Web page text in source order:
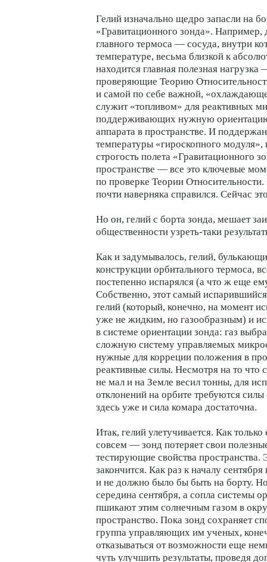
Гелий изначально щедро запасли на
«Гравитационного зонда». Например,
главного термоса — сосуда, внутри
температуре, весьма близкой к
находится главная полезная
проверяющие Теорию
и самой по себе важной,
служит «топливом» для реактивных
поддерживающих нужную
аппарата в пространстве. И
температуры «гироскопного модуля»,
строгость полета «Гравитационного
пространстве — все это ключевые
по проверке Теории
почти наверняка справился. Сейчас
Но он, гелий с борта зонда, мешает
общественности узреть-таки
Как и задумывалось, гелий,
конструкции орбитального термоса,
постепенно испарялся (а что ж еще
Собственно, этот самый
гелий (который, конечно, на момент
уже не жидким, но газообразным) и
в системе ориентации зонда: газ
сложную систему управляемых
нужные для корреции положения в
реактивные силы. Несмотря на то что
не мал и на Земле весил тонны, для
отклонений на орбите требуются
здесь уже и сила комара достаточна.
Итак, гелий улетучивается. Как только
совсем — зонд потеряет свои
тестирующие свойства пространства.
закончится. Как раз к началу сентября
и не должно было бы быть на борту.
середина сентября, а сопла системы
пшикают этим солнечным газом в
пространство. Пока зонд сохраняет
группа управляющих им ученых,
отказываться от возможности еще
чуть улучшить результаты, проведя